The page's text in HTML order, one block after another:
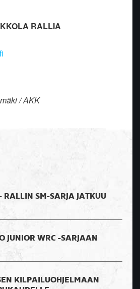
RALLIA
/ AKK
RALLIN SM-SARJA JATKUU
JUNIOR WRC -SARJAAN
KILPAILUOHJELMAAN